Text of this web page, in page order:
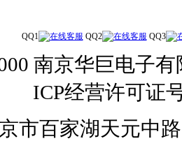
QQ1 QQ2 QQ3
南京华巨电子
ICP经营许可证
市百家湖天元中